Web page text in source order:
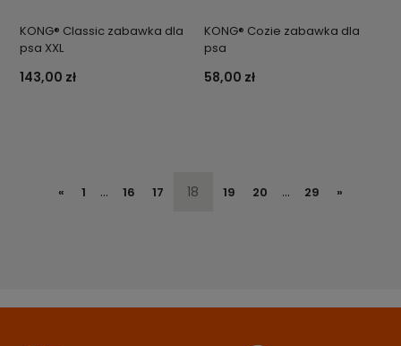
KONG® Classic zabawka dla
psa XXL
143,00 zł
KONG® Cozie zabawka dla
psa
58,00 zł
« 1 ... 16 17 18 19 20 ... 29 »